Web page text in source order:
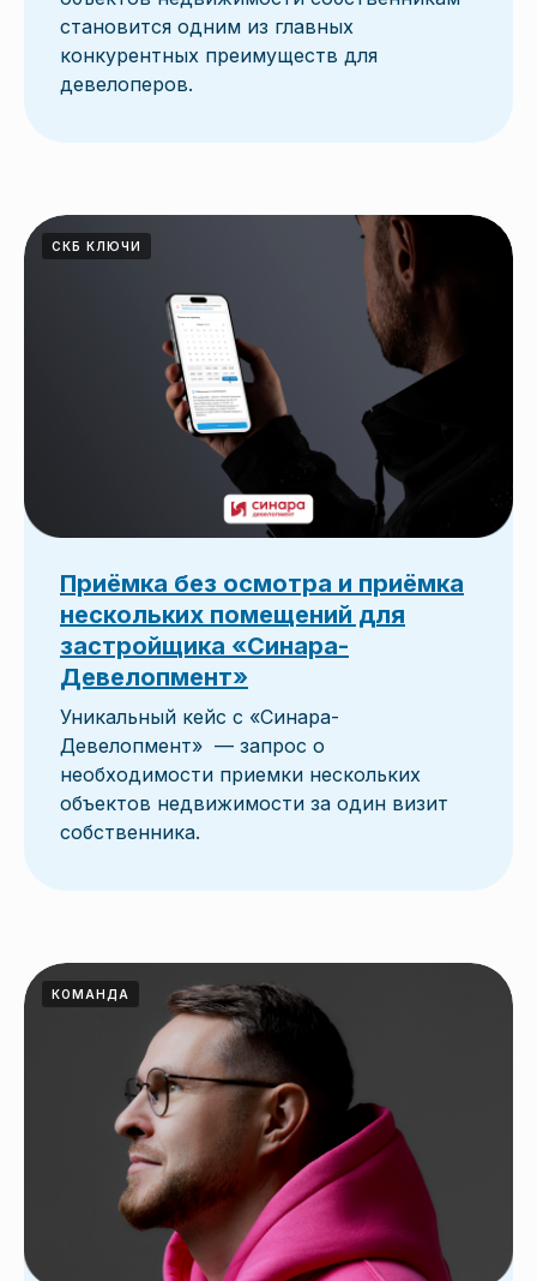
становится одним из главных
конкурентных преимуществ для
девелоперов.
СКБ КЛЮЧИ
Приёмка без осмотра и приёмка
нескольких помещений для
застройщика «Синара-
Девелопмент»
Уникальный кейс с «Синара-
Девелопмент» — запрос о
необходимости приемки нескольких
объектов недвижимости за один визит
собственника.
КОМАНДА